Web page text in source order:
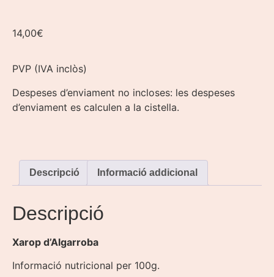
14,00€
PVP (IVA inclòs)
Despeses d’enviament no incloses: les despeses
d’enviament es calculen a la cistella.
Descripció Informació addicional
Descripció
Xarop d’Algarroba
Informació nutricional per 100g.